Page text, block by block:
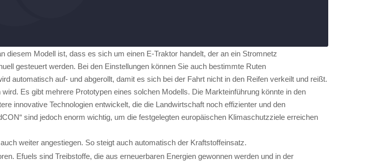
Modell ist, dass es sich um einen E-Traktor handelt, der an ein Stromnetz
gesteuert werden. Bei den Einstellungen können Sie auch bestimmte Ruten
automatisch auf- und abgerollt, damit es sich bei der Fahrt nicht in den Reifen verkeilt und reißt.
Es gibt mehrere Prototypen eines solchen Modells. Die Markteinführung könnte in den
innovative Technologien entwickelt, die die Landwirtschaft noch effizienter und den
sind jedoch enorm wichtig, um die festgelegten europäischen Klimaschutzziele erreichen
weiter angestiegen. So steigt auch automatisch der Kraftstoffeinsatz.
Efuels sind Treibstoffe, die aus erneuerbaren Energien gewonnen werden und in der